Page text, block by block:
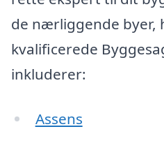
de nærliggende byer,
kvalificerede
inkluderer:
Assens